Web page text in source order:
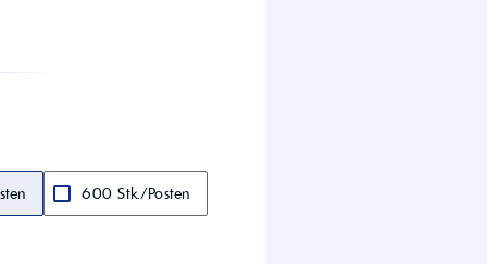
Tenside (biologisch abbaubar)
600 Stk./Posten